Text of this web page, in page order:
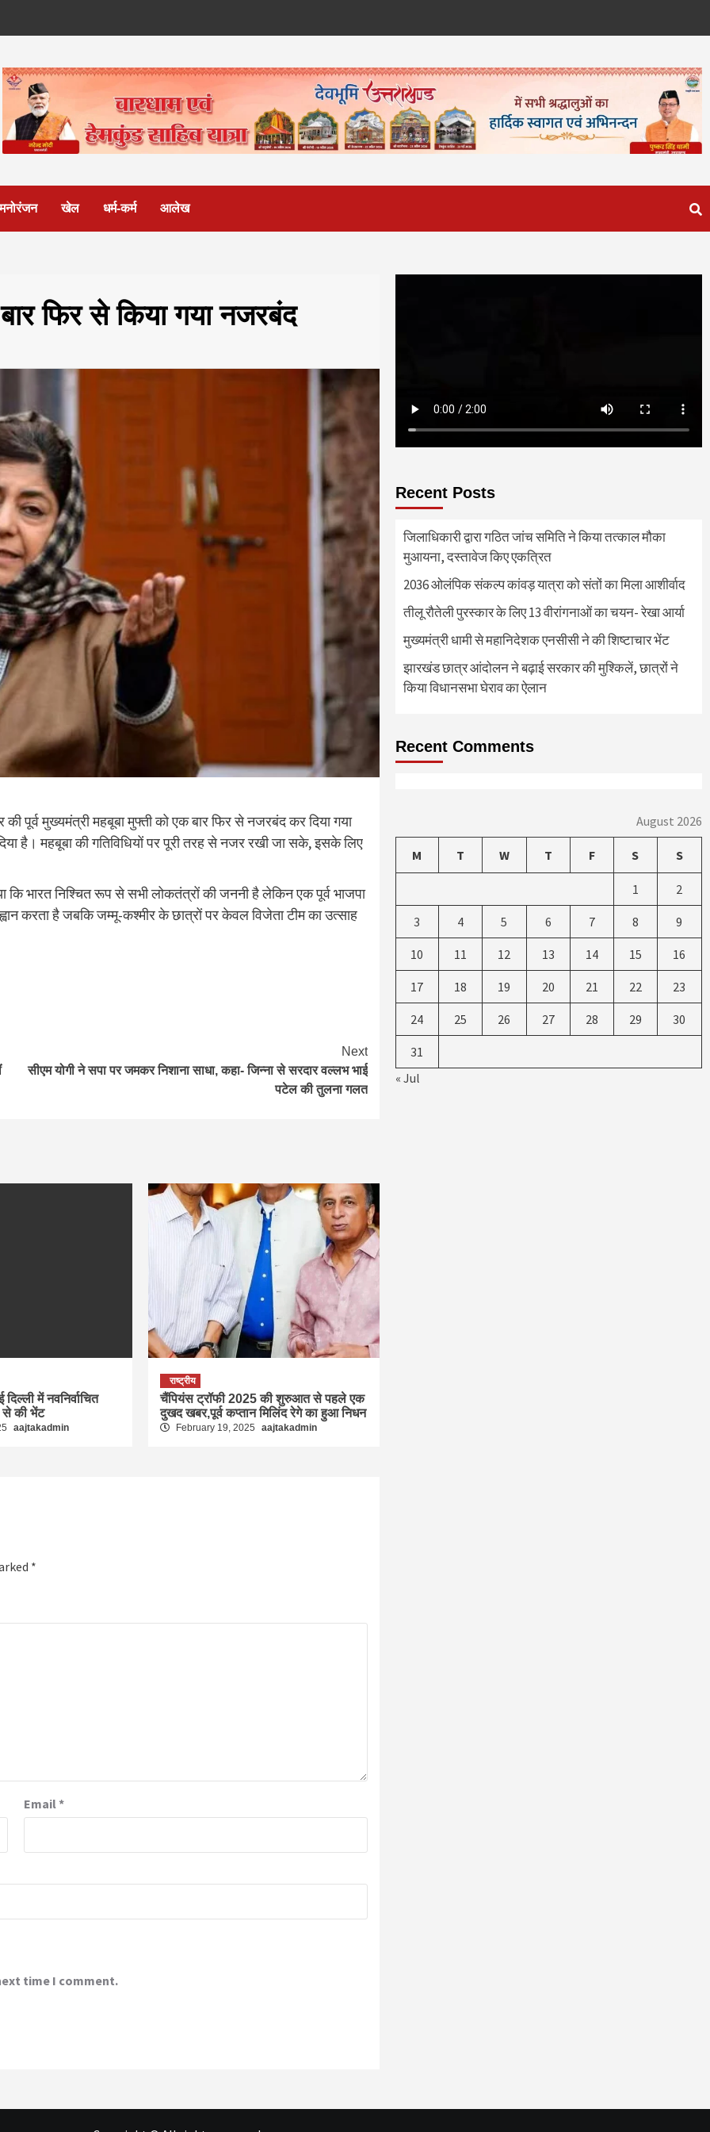
मनोरंजन खेल धर्म-कर्म आलेख
फिर से किया गया नजरबंद
की पूर्व मुख्यमंत्री महबूबा मुफ्ती को एक बार फिर से नजरबंद कर दिया गया
है। महबूबा की गतिविधियों पर पूरी तरह से नजर रखी जा सके, इसके लिए
भारत निश्चित रूप से सभी लोकतंत्रों की जननी है लेकिन एक पूर्व भाजपा
करता है जबकि जम्मू-कश्मीर के छात्रों पर केवल विजेता टीम का उत्साह
Next
सीएम योगी ने सपा पर जमकर न‍िशाना साधा, कहा- ज‍िन्‍ना से सरदार वल्‍लभ भाई
पटेल की तुलना गलत
में नवनिर्वाचित
से की भेंट
aajtakadmin
राष्ट्रीय
चैंपियंस ट्रॉफी 2025 की शुरुआत से पहले एक
दुखद खबर,पूर्व कप्तान मिलिंद रेगे का हुआ निधन
February 19, 2025 aajtakadmin
*
Email*
time I comment.
Recent Posts
जिलाधिकारी द्वारा गठित जांच समिति ने किया तत्काल मौका
मुआयना, दस्तावेज किए एकत्रित
2036 ओलंपिक संकल्प कांवड़ यात्रा को संतों का मिला आशीर्वाद
तीलू रौतेली पुरस्कार के लिए 13 वीरांगनाओं का चयन- रेखा आर्या
मुख्यमंत्री धामी से महानिदेशक एनसीसी ने की शिष्टाचार भेंट
झारखंड छात्र आंदोलन ने बढ़ाई सरकार की मुश्किलें, छात्रों ने
किया विधानसभा घेराव का ऐलान
Recent Comments
August 2026
M T W T F S S
1 2
3 4 5 6 7 8 9
10 11 12 13 14 15 16
17 18 19 20 21 22 23
24 25 26 27 28 29 30
31
« Jul